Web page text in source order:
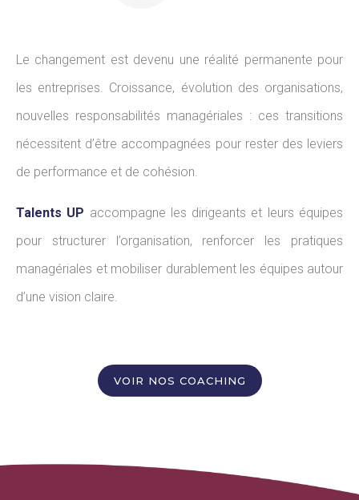
Le changement est devenu une réalité permanente pour
les entreprises. Croissance, évolution des organisations,
nouvelles responsabilités managériales : ces transitions
nécessitent d’être accompagnées pour rester des leviers
de performance et de cohésion.
Talents UP accompagne les dirigeants et leurs équipes
pour structurer l’organisation, renforcer les pratiques
managériales et mobiliser durablement les équipes autour
d’une vision claire.
VOIR NOS COACHING